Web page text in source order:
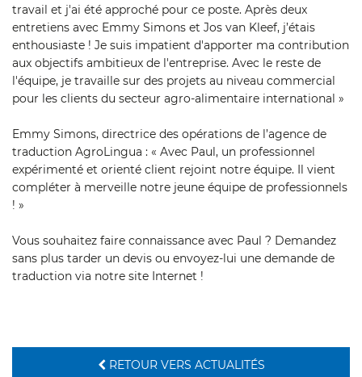
travail et j'ai été approché pour ce poste. Après deux
entretiens avec Emmy Simons et Jos van Kleef, j’étais
enthousiaste ! Je suis impatient d'apporter ma contribution
aux objectifs ambitieux de l'entreprise. Avec le reste de
l'équipe, je travaille sur des projets au niveau commercial
pour les clients du secteur agro-alimentaire international »
Emmy Simons, directrice des opérations de l’agence de
traduction AgroLingua : « Avec Paul, un professionnel
expérimenté et orienté client rejoint notre équipe. Il vient
compléter à merveille notre jeune équipe de professionnels
! »
Vous souhaitez faire connaissance avec Paul ? Demandez
sans plus tarder un devis ou envoyez-lui une demande de
traduction via notre site Internet !
RETOUR VERS ACTUALITÉS